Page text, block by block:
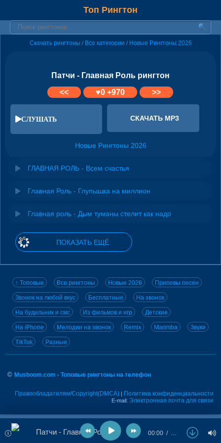
Топ Рингтон
Скачать рингтоны / Все категории / Новые Рингтоны 2026
Патчи - Главная Роль рингтон
<<
♥0+970 >>
СЛУШАТЬ СКАЧАТЬ MP3
Новые Рингтоны 2026
ГЛАВНАЯ РОЛЬ - Всем счастья
Главная Роль - Глупышка на миллион
Главная роль - Дым туманы стелит как надо
ПОКАЗАТЬ ЕЩЁ
↑ Топовые Все рингтоны Новые 2026 Припевы песен
Звонок на любой вкус Бесплатные На звонок
На будильник и смс Из фильмов и игр Детские
На iPhone Мелодии на звонок Remix Marimba Звуки
TikTok Разные
© Musboom.com - Топовые рингтоны на телефон
Правообладателям/Copyright(DMCA) | Политика конфиденциальности
E-mail: Электронная почта для связи
Патчи - Главная Роль 00:00 …